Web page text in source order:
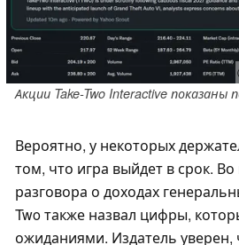
Акции Take-Two Interactive
Вероятно, у некоторых
том, что игра выйдет в срок.
разговора о доходах
Two также назвал цифры,
ожиданиями. Издатель уверен,